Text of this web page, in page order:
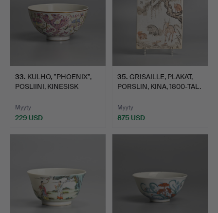
33. KULHO, ”PHOENIX”,
POSLIINI, KINESISK
Myyty
229 USD
35. GRISAILLE, PLAKAT,
PORSLIN, KINA, 1800-TAL.
Myyty
875 USD